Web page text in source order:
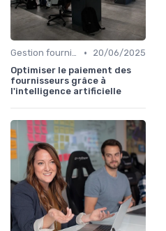
Gestion fournisseurs •
20/06/2025
Optimiser le paiement des
fournisseurs grâce à
l'intelligence artificielle